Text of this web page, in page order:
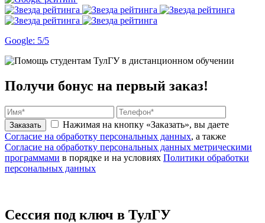
Google: 5/5
Получи бонус на первый заказ!
Заказать
Нажимая на кнопку «Заказать», вы даете
Согласие на обработку персональных данных, а также
Согласие на обработку персональных данных метрическими
программами в порядке и на условиях Политики обработки
персональных данных
Сессия под ключ в ТулГУ